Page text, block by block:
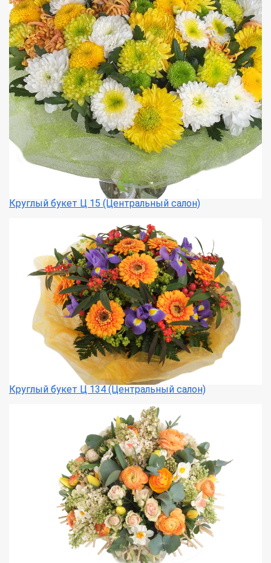
Круглый букет Ц 15 (Центральный салон)
Круглый букет Ц 134 (Центральный салон)